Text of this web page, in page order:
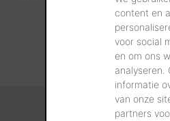
content en
voor social
en om ons
analyseren.
informatie
van onze
partners
ALLE